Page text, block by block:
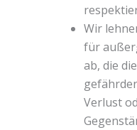
Wir
für
ab, die
Verlust